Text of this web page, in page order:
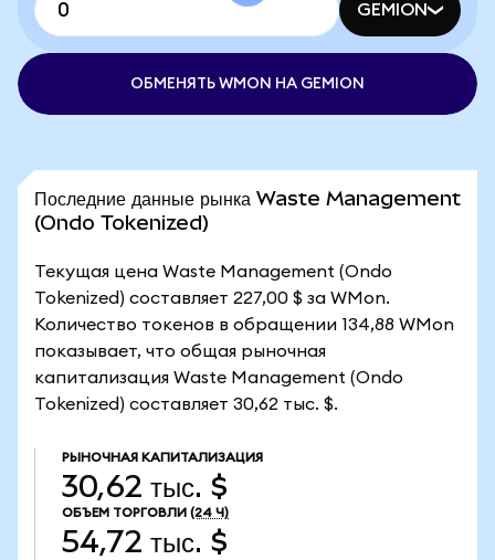
GEMION
ОБМЕНЯТЬ WMON НА GEMION
Последние данные рынка Waste Management
(Ondo Tokenized)
Текущая цена Waste Management (Ondo
Tokenized) составляет 227,00 $ за WMon.
Количество токенов в обращении 134,88 WMon
показывает, что общая рыночная
капитализация Waste Management (Ondo
Tokenized) составляет 30,62 тыс. $.
РЫНОЧНАЯ КАПИТАЛИЗАЦИЯ
30,62 тыс. $
ОБЪЕМ ТОРГОВЛИ (24 Ч)
54,72 тыс. $